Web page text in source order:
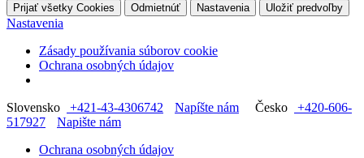
Prijať všetky Cookies Odmietnúť Nastavenia Uložiť predvoľby
Nastavenia
Zásady používania súborov cookie
Ochrana osobných údajov
Slovensko +421-43-4306742 Napíšte nám Česko
+420-606-
517927
Napište nám
Ochrana osobných údajov